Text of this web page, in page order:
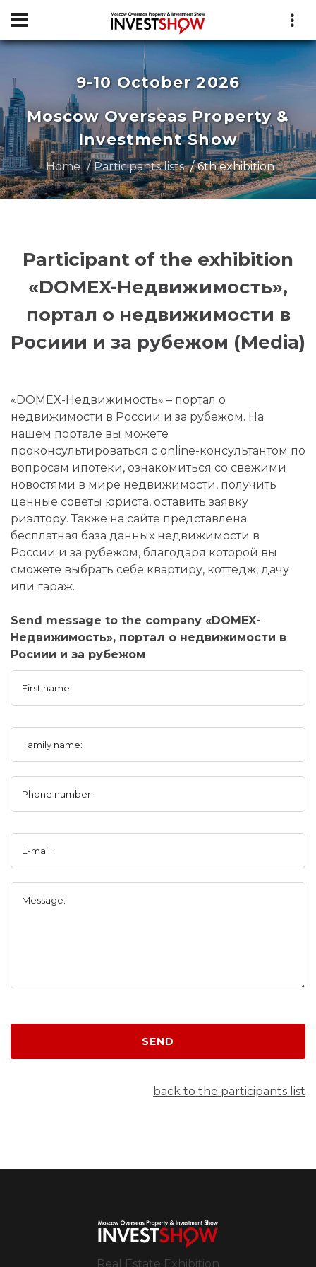
9-10 October 2026
Moscow Overseas Property &
Investment Show
Home Participants lists 6th exhibition
Participant of the exhibition
«DOMEX-Недвижимость»,
портал о недвижимости в
Росиии и за рубежом (Media)
«DOMEX-Недвижимость» – портал о
недвижимости в России и за рубежом. На
нашем портале вы можете
проконсультироваться с online-консультантом по
вопросам ипотеки, ознакомиться со свежими
новостями в мире недвижимости, получить
ценные советы юриста, оставить заявку
риэлтору. Также на сайте представлена
бесплатная база данных недвижимости в
России и за рубежом, благодаря которой вы
сможете выбрать себе квартиру, коттедж, дачу
или гараж.
Send message to the company «DOMEX-
Недвижимость», портал о недвижимости в
Росиии и за рубежом
First name:
Family name:
Phone number:
E-mail:
Message:
SEND
back to the participants list
Real Estate Exhibition